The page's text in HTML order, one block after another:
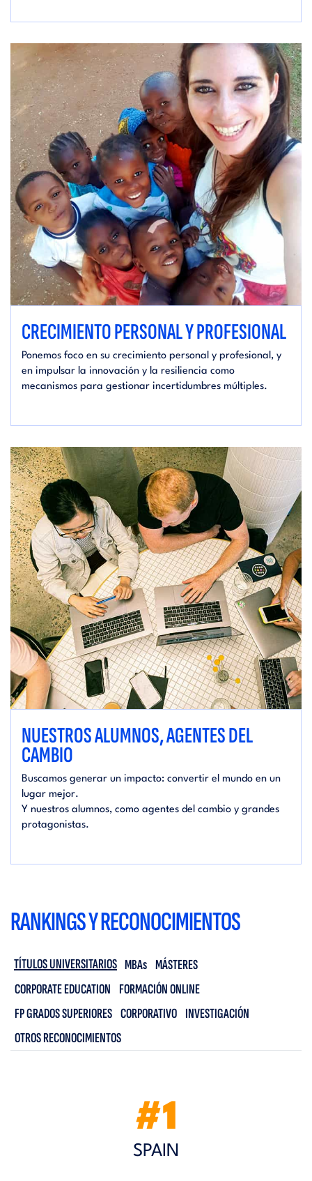
CRECIMIENTO PERSONAL Y PROFESIONAL
Ponemos foco en su crecimiento personal y profesional, y
en impulsar la innovación y la resiliencia como
mecanismos para gestionar incertidumbres múltiples.
NUESTROS ALUMNOS, AGENTES DEL
CAMBIO
Buscamos generar un impacto: convertir el mundo en un
lugar mejor.
Y nuestros alumnos, como agentes del cambio y grandes
protagonistas.
RANKINGS Y RECONOCIMIENTOS
TÍTULOS UNIVERSITARIOS MBAs MÁSTERES
CORPORATE EDUCATION FORMACIÓN ONLINE
FP GRADOS SUPERIORES CORPORATIVO INVESTIGACIÓN
OTROS RECONOCIMIENTOS
#1
SPAIN